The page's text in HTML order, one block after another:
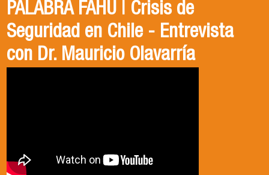
PALABRA FAHU | Crisis de
Seguridad en Chile - Entrevista
con Dr. Mauricio Olavarría
Egresados Internacionales en
Acción: Antonia Abarca
Antonia egresó de la Licenciatura en Estudios
Revive el XIV Congreso Chileno de
Ciencia Política 2023
El Departamento de Estudios Políticos, en